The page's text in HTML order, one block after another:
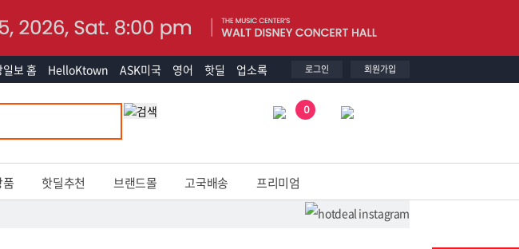
보 홈 HelloKtown ASK미국 영어 핫딜 업소록 로그인 회원가입
0
품 핫딜추천 브랜드몰 고국배송
프리미엄